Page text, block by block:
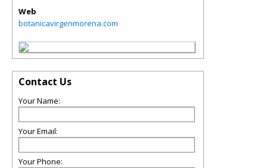
Web
botanicavirgenmorena.com
Contact Us
Your Name:
Your Email:
Your Phone: